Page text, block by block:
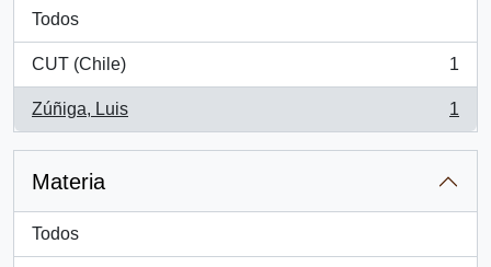
Todos
CUT (Chile)
, 1 resultados
1
Zúñiga, Luis
, 1 resultados
1
Materia
Todos